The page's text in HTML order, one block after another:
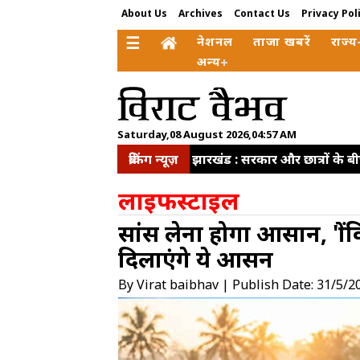
About Us Archives Contact Us Privacy
☰ नेशनल ताजा खबरें राज्य
अन्य
Saturday,08 August 2026,04:57 AM
ब्रेकिंग न्यूज़ झारखंड : सरकार और छात्रों के
सहमति
सदन में लगातार
संसद में जवाब देने से बच रहे:
परिसर में मौजूद रहते हैं
निगरानी की कमी बनी नीट
लाइफस्टाइल
सांस लेना होगा आसान,
दिलाएंगे ये आसन
By Virat baibhav | Publish Date: 31/5/